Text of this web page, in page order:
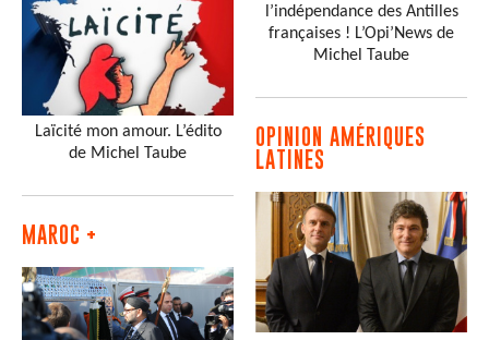
Laïcité mon amour. L’édito
de Michel Taube
MAROC +
l’indépendance des Antilles
françaises ! L’Opi’News de
Michel Taube
OPINION AMÉRIQUES
LATINES